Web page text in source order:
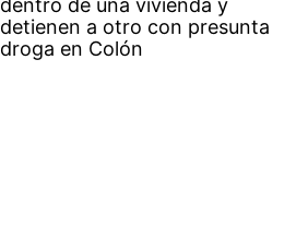
dentro de una vivienda y
detienen a otro con presunta
droga en Colón